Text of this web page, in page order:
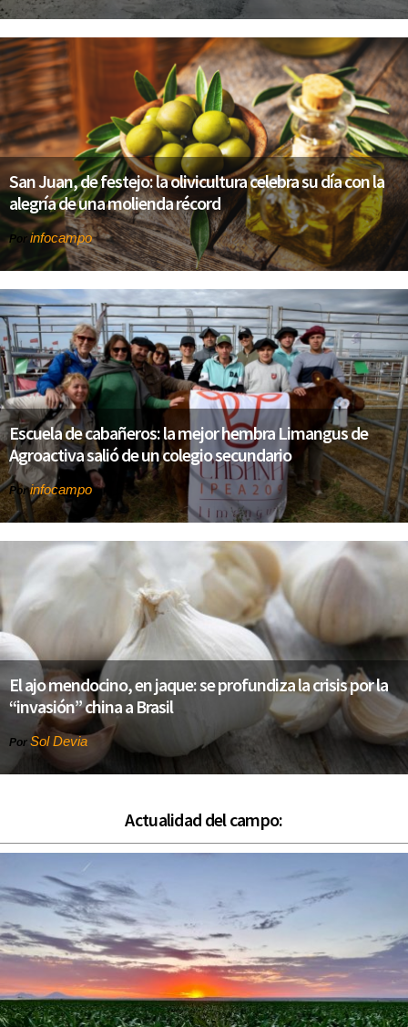
San Juan, de festejo: la olivicultura celebra su día con la
alegría de una molienda récord
Por infocampo
Escuela de cabañeros: la mejor hembra Limangus de
Agroactiva salió de un colegio secundario
Porinfocampo
El ajo mendocino, en jaque: se profundiza la crisis por la
“invasión” china a Brasil
Por Sol Devia
Actualidad del campo: